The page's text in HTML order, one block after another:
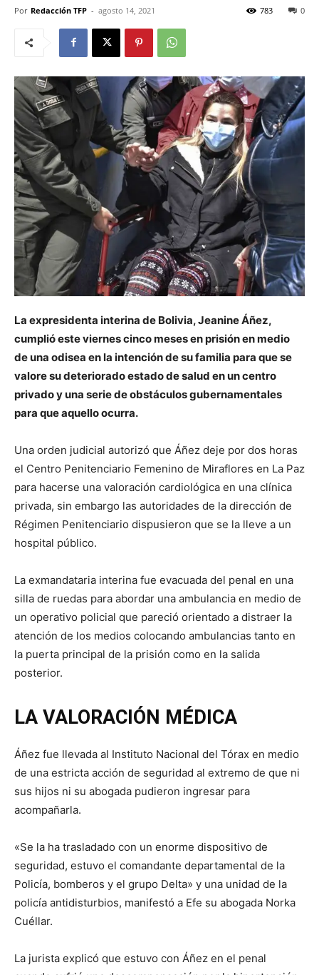
Por Redacción TFP - agosto 14, 2021 0
783
La expresidenta interina de Bolivia, Jeanine Áñez,
cumplió este viernes cinco meses en prisión en medio
de una odisea en la intención de su familia para que se
valore su deteriorado estado de salud en un centro
privado y una serie de obstáculos gubernamentales
para que aquello ocurra.
Una orden judicial autorizó que Áñez deje por dos horas
el Centro Penitenciario Femenino de Miraflores en La Paz
para hacerse una valoración cardiológica en una clínica
privada, sin embargo las autoridades de la dirección de
Régimen Penitenciario dispusieron que se la lleve a un
hospital público.
La exmandataria interina fue evacuada del penal en una
silla de ruedas para abordar una ambulancia en medio de
un operativo policial que pareció orientado a distraer la
atención de los medios colocando ambulancias tanto en
la puerta principal de la prisión como en la salida
posterior.
LA VALORACIÓN MÉDICA
Áñez fue llevada al Instituto Nacional del Tórax en medio
de una estricta acción de seguridad al extremo de que ni
sus hijos ni su abogada pudieron ingresar para
acompañarla.
«Se la ha trasladado con un enorme dispositivo de
seguridad, estuvo el comandante departamental de la
Policía, bomberos y el grupo Delta» y una unidad de la
policía antidisturbios, manifestó a Efe su abogada Norka
Cuéllar.
La jurista explicó que estuvo con Áñez en el penal